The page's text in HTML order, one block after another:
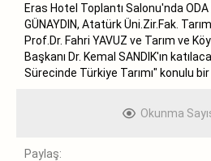
Eras Hotel Toplantı Salonu'nda ODA
GÜNAYDIN, Atatürk Üni.Zir.Fak.
Prof.Dr. Fahri YAVUZ ve Tarım ve
Başkanı Dr. Kemal SANDIK'ın
Sürecinde Türkiye Tarımı" konulu
Okunma
Paylaş: